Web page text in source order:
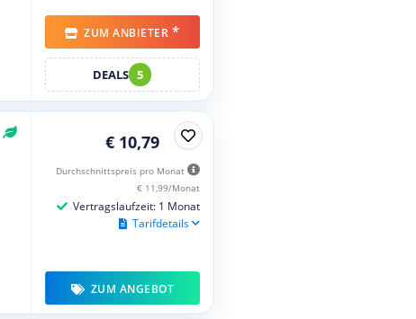
ZUM ANBIETER *
DEALS 5
€ 10,79
Durchschnittspreis pro Monat
€ 11,99/Monat
Vertragslaufzeit: 1 Monat
Tarifdetails
ZUM ANGEBOT